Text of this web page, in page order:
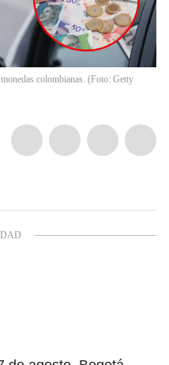
colombianas. (Foto: Getty